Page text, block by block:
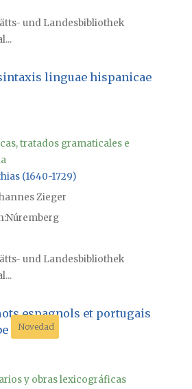
und Landesbibliothek
linguae hispanicae
tratados gramaticales e
(1640-1729)
Zieger
Núremberg
und Landesbibliothek
espagnols et portugais
Novedad
y obras lexicográficas